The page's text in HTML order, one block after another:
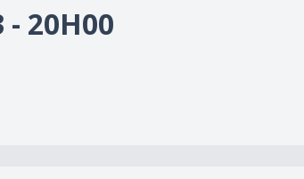
- 20H00